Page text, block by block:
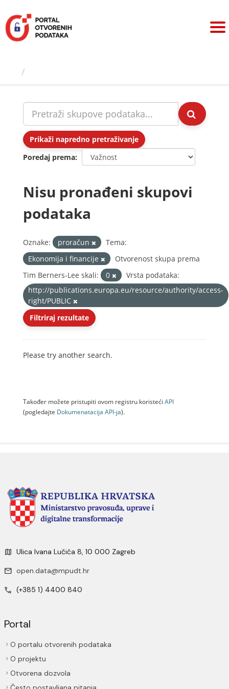
sadržaj
Prikaži napredno pretraživanje
Poredaj prema
Nisu pronađeni skupovi
podataka
Oznake: proračun
Tema:
Ekonomija i financije
Otvorenost skupa prema
Tim Berners-Lee skali:
0
Vrsta podataka:
http://publications.europa.eu/resource/authority/access-
right/PUBLIC
Filtriraj rezultate
Please try another search.
Također možete pristupiti ovom registru koristeći API
(pogledajte Dokumenаtаcijа API-jа).